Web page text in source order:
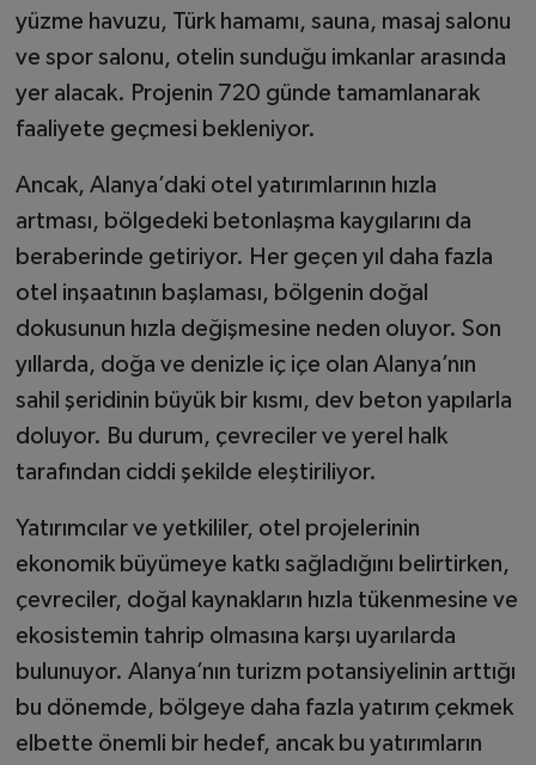
yüzme havuzu, Türk hamamı, sauna, masaj salonu
ve spor salonu, otelin sunduğu imkanlar arasında
yer alacak. Projenin 720 günde tamamlanarak
faaliyete geçmesi bekleniyor.
Ancak, Alanya’daki otel yatırımlarının hızla
artması, bölgedeki betonlaşma kaygılarını da
beraberinde getiriyor. Her geçen yıl daha fazla
otel inşaatının başlaması, bölgenin doğal
dokusunun hızla değişmesine neden oluyor. Son
yıllarda, doğa ve denizle iç içe olan Alanya’nın
sahil şeridinin büyük bir kısmı, dev beton yapılarla
doluyor. Bu durum, çevreciler ve yerel halk
tarafından ciddi şekilde eleştiriliyor.
Yatırımcılar ve yetkililer, otel projelerinin
ekonomik büyümeye katkı sağladığını belirtirken,
çevreciler, doğal kaynakların hızla tükenmesine ve
ekosistemin tahrip olmasına karşı uyarılarda
bulunuyor. Alanya’nın turizm potansiyelinin arttığı
bu dönemde, bölgeye daha fazla yatırım çekmek
elbette önemli bir hedef, ancak bu yatırımların